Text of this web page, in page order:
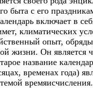
быта с его
включает в
климатических
опыт,
жизни. Он является
название
временах года)
времяисчисления.